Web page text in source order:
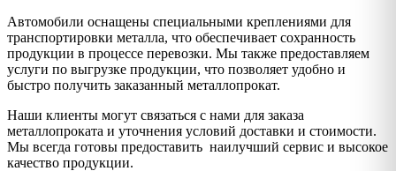
Автомобили оснащены специальными креплениями для
транспортировки металла, что обеспечивает сохранность
продукции в процессе перевозки. Мы также предоставляем
услуги по выгрузке продукции, что позволяет удобно и
быстро получить заказанный металлопрокат.
Наши клиенты могут связаться с нами для заказа
металлопроката и уточнения условий доставки и стоимости.
Мы всегда готовы предоставить наилучший сервис и высокое
качество продукции.